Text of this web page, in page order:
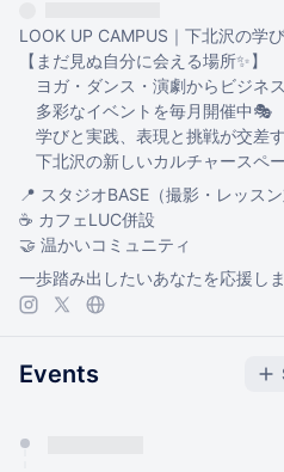
LOOK UP CAMPUS｜下北沢の学
【まだ見ぬ自分に会える場所✨】
ヨガ・ダンス・演劇からビジネ
多彩なイベントを毎月開催中🎭
学びと実践、表現と挑戦が交差
下北沢の新しいカルチャースペ
📍 スタジオBASE（撮影・レッスン
☕ カフェLUC併設
🤝 温かいコミュニティ
一歩踏み出したいあなたを応援し
Events